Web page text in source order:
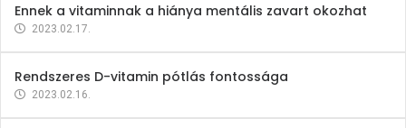
Ennek a vitaminnak a hiánya mentális zavart okozhat
2023.02.17.
Rendszeres D-vitamin pótlás fontossága
2023.02.16.